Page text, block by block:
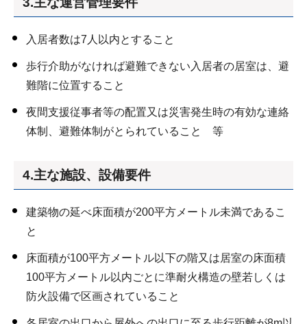
入居者数は7人以内とすること
歩行介助がなければ避難できない入居者の居室は、避
難階に位置すること
夜間支援従事者等の配置又は災害発生時の有効な連絡
体制、避難体制がとられていること 等
4.主な施設、設備要件
建築物の延べ床面積が200平方メートル未満であるこ
と
床面積が100平方メートル以下の階又は居室の床面積
100平方メートル以内ごとに準耐火構造の壁若しくは
防火設備で区画されていること